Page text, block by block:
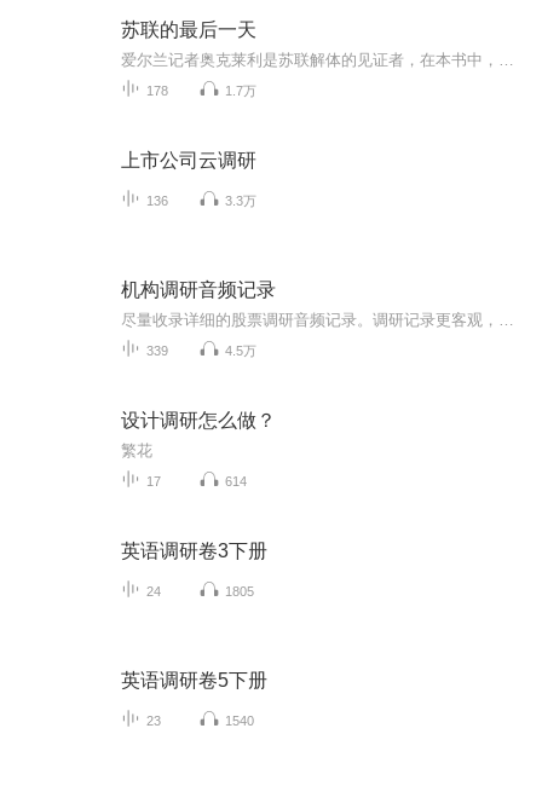
苏联的最后一天
178 1.7万
上市公司云调研
136 3.3万
机构调研音频记录
339 4.5万
设计调研怎么做？
繁花
17 614
英语调研卷3下册
24 1805
英语调研卷5下册
23 1540